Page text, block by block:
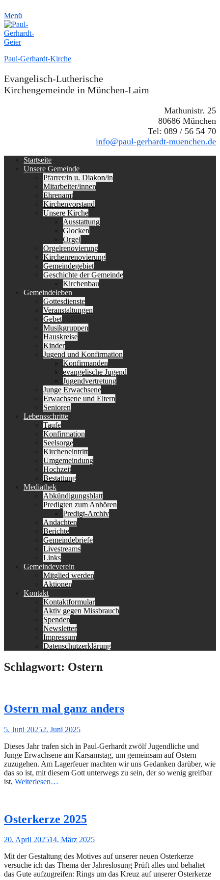
Menü
Paul-Gerhardt-Kirche
Evangelisch-Lutherische
Kirchengemeinde in München-Laim
Mathunistr. 25
80686 München
Tel: 089 / 56 54 70
info@paul-gerhardt-muenchen.de
Erstes
Menü
Startseite
Unsere Gemeinde
Pfarrer/in u. Diakon/in
Mitarbeiter/innen
Ehrenamt
Kirchenvorstand
Unsere Kirche
Ausstattung
Glocken
Orgel
Orgelrenovierung
Kirchenrenovierung
Gemeindegebiet
Geschichte der Gemeinde
Kirchenbau
Gemeindeleben
Gottesdienste
Veranstaltungen
Gebet
Musikgruppen
Hauskreise
Kinder
Jugend und Konfirmation
Konfirmanden
evangelische Jugend
Jugendvertretung
Junge Erwachsene
Erwachsene und Eltern
Senioren
Lebensschritte
Taufe
Konfirmation
Seelsorge
Kircheneintritt
Umgemeindung
Hochzeit
Bestattung
Mediathek
Abkündigungsblatt
Predigten zum Anhören
Predigt-Archiv
Andachten
Berichte
Gemeindebriefe
Livestreams
Links
Gemeindeverein
Mitglied werden
Aktionen
Kontakt
Kontaktformular
Aktiv gegen Missbrauch
Spenden
Newsletter
Impressum
Datenschutzerklärung
Schlagwort: Ostern
Ostern mal ganz anders
Gepostet
5. Juni 20252. Juni 2025
Dieses Jahr trafen sich in Paul-Gerhardt zwölf Jugendliche und
Junge Erwachsene am Karsamstag, um gemeinsam auf Ostern
zuzugehen. Am Lagerfeuer machten wir uns Gedanken darüber, wie
das so ist, mit diesem Gott unterwegs zu sein, der so wenig greifbar
ist, Weiterlesen…
Osterkerze 2025
Gepostet
20. April 202514. März 2025
Mit der Gestaltung des Motives auf unserer neuen Osterkerze
versuche ich das Thema der Jahreslosung Prüft alles und behaltet
das Gute aufzugreifen: Rings um das Kreuz auf unserer Osterkerze